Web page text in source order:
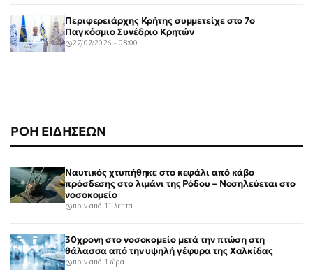
ΡΟΗ ΕΙΔΗΣΕΩΝ
Ναυτικός χτυπήθηκε στο κεφάλι από κάβο
πρόσδεσης στο λιμάνι της Ρόδου – Νοσηλεύεται στο
νοσοκομείο
πριν από 11 λεπτά
30χρονη στο νοσοκομείο μετά την πτώση στη
θάλασσα από την υψηλή γέφυρα της Χαλκίδας
πριν από 1 ώρα
Περιφερειάρχης Κρήτης συμμετείχε στο 7ο
Παγκόσμιο Συνέδριο Κρητών
27/07/2026 - 08:00